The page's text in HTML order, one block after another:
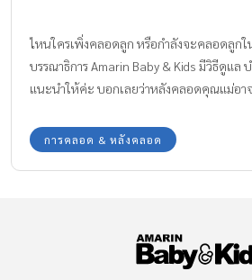
ไหนใครเพิ่งคลอดลูก หรือกำลังจะคลอดลูก
บรรณาธิการ Amarin Baby & Kids มีวิธีดูแล
แนะนำให้ค่ะ บอกเลยว่าหลังคลอดคุณแม่อ
ต้องกังวลนะคะ ทุกอย่างแก้ไขได้ แล้วคุณแม่
สุขภาพผิวดีอีกครั้งค่ะ
การคลอด & หลังคลอด